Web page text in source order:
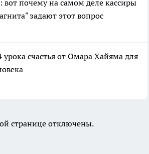
вот почему на самом деле кассиры
задают этот вопрос
урока счастья от Омара Хайяма для
странице отключены.